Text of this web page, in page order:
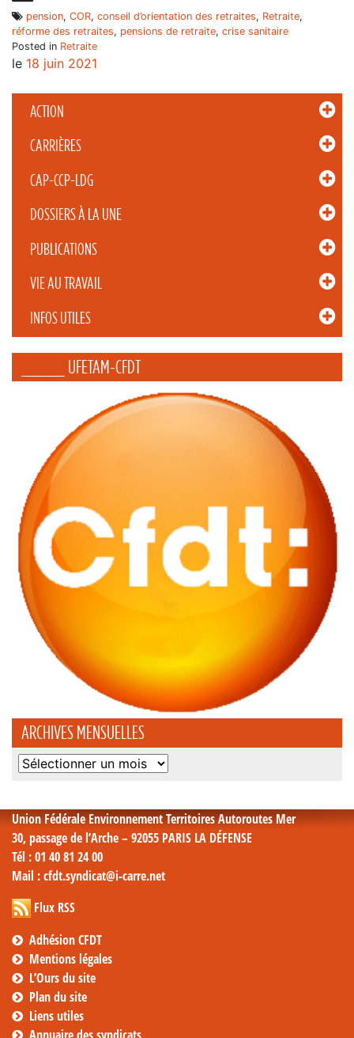
ACTION
CARRIÈRES
CAP-CCP-LDG
DOSSIERS À LA UNE
PUBLICATIONS
VIE AU TRAVAIL
INFOS UTILES
_____ UFETAM-CFDT
ARCHIVES MENSUELLES
Archives
pension, COR, conseil d’orientation des retraites, Retraite,
réforme des retraites, pensions de retraite, crise sanitaire
Posted in Retraite
le 18 juin 2021
Union Fédérale Environnement Territoires Autoroutes Mer
30, passage de l’Arche – 92055 PARIS LA DÉFENSE
Tél : 01 40 81 24 00
Mail : cfdt.syndicat@i-carre.net
Flux RSS
Adhésion CFDT
Mentions légales
L’Ours du site
Plan du site
Liens utiles